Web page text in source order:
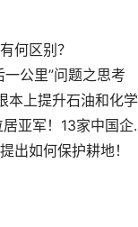
何区别？
一公里”问题之思考
最新世界橡胶
出如何保护耕地！